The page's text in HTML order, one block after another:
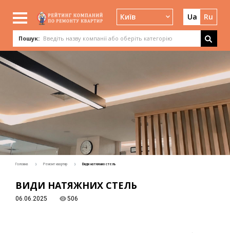
Київ Ua Ru
Пошук:
Головна Ремонт квартир Види натяжних стель
ВИДИ НАТЯЖНИХ СТЕЛЬ
06.06.2025 506